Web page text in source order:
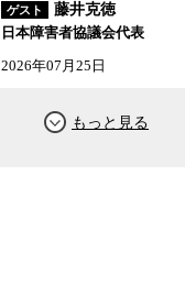
ゲスト
藤井克徳
日本障害者協議会代表
2026年07月25日